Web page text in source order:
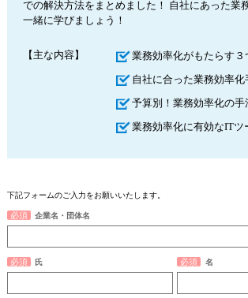
での解決方法をまとめました！ 自社にあった業
一緒に学びましょう！
【主な内容】 業務効率化がもたらす３
自社に合った業務効率
予算別！業務効率化の手
業務効率化に有効なITツ
下記フォームのご入力をお願いいたします。
企業名・団体名
氏 名